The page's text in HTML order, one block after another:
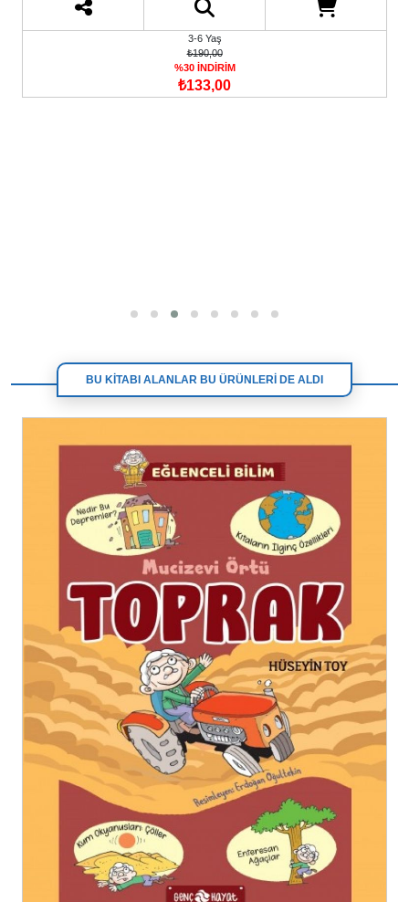
3-6 Yaş
₺190,00
%30 İNDİRİM
₺133,00
BU KİTABI ALANLAR BU ÜRÜNLERİ DE ALDI